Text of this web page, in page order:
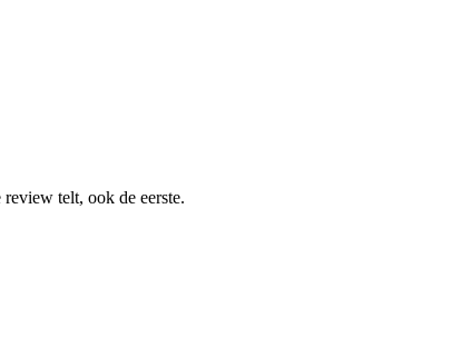
telt, ook de eerste.